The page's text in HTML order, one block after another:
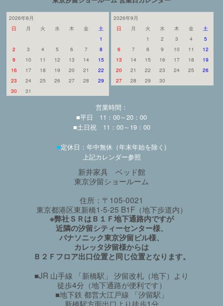
2026年8月
日
月 火 水 木 金
土
1
2
3 4 5 6 7
8
9
10 11 12 13 14
15
16
17 18 19 20 21
22
23
24 25 26 27 28
29
30
31
2026年9月
日
月 火 水 木 金
土
1
2 3 4
5
6
7 8 9 10 11
12
13
14 15 16 17 18
19
20
21 22 23 24 25
26
27
28 29 30
営業時間：
■平日 11：00～20：00
■土日祝 11：00～19：00
■定休日：年中無休（年末年始を除く)
上記カレンダー参照
新井家具 ベッド館
東京汐留ショールーム
住所：〒105-0021
東京都港区東新橋1-5-25 B1F（地下歩道内）
※弊社ＳＲはＢ１Ｆ地下通路内ですが
近隣の汐留シティーセンター様、
パナソニック東京汐留ビル様、
カレッタ汐留様からは
Ｂ２Ｆフロア出口位置と同じ位置となります。
■JR 山手線 「新橋駅」 汐留改札（地下）より
徒歩4分（地下通路が便利です）
■地下鉄 都営大江戸線 「汐留駅」
新橋駅方面出口より徒歩1分